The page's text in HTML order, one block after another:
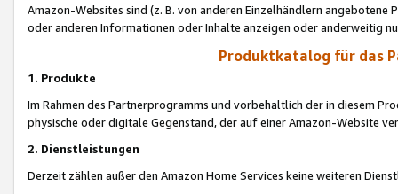
Amazon-Websites sind (z. B. von anderen Einzelhändlern
oder anderen Informationen oder Inhalte anzeigen oder anderweitig
Produktkatalog für das
1. Produkte
Im Rahmen des Partnerprogramms und vorbehaltlich der in diesem
physische oder digitale Gegenstand, der auf einer Amazon-Website
2. Dienstleistungen
Derzeit zählen außer den Amazon Home Services keine weiteren